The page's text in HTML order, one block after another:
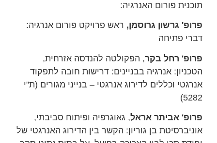
תוכנית פורום האנרגיה:
פרופ' גרשון גרוסמן, ראש פרויקט פורום אנרגיה:
דברי פתיחה
פרופ' רחל בקר, הפקולטה להנדסה אזרחית,
הטכניון: אנרגיה בבניינים: דרישות חובה לתפקוד
אנרגטי וכללים לדירוג אנרגטי – בנייני מגורים (ת"י
5282)
פרופ' אביתר אראל, גאוגרפיה ופיתוח סביבתי,
אוניברסיטת בן גוריון: הקשר בין הדירוג האנרגטי של